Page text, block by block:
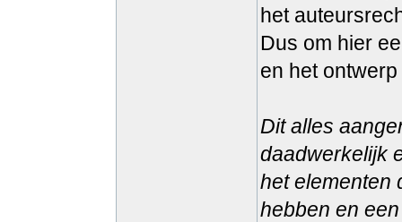
het
Dus om hier
en het
Dit alles
daadwerkelijk
het elementen
hebben en